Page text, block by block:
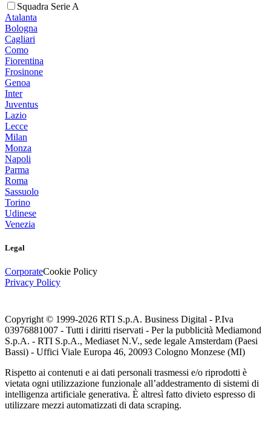
Squadra Serie A
Atalanta
Bologna
Cagliari
Como
Fiorentina
Frosinone
Genoa
Inter
Juventus
Lazio
Lecce
Milan
Monza
Napoli
Parma
Roma
Sassuolo
Torino
Udinese
Venezia
Legal
CorporateCookie Policy
Privacy Policy
Copyright © 1999-2026 RTI S.p.A. Business Digital - P.Iva
03976881007 - Tutti i diritti riservati - Per la pubblicità Mediamond
S.p.A. - RTI S.p.A., Mediaset N.V., sede legale Amsterdam (Paesi
Bassi) - Uffici Viale Europa 46, 20093 Cologno Monzese (MI)
Rispetto ai contenuti e ai dati personali trasmessi e/o riprodotti è
vietata ogni utilizzazione funzionale all’addestramento di sistemi di
intelligenza artificiale generativa. È altresì fatto divieto espresso di
utilizzare mezzi automatizzati di data scraping.